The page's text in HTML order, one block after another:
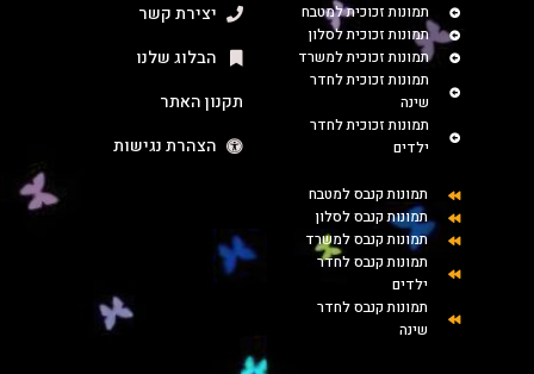
תמונות זכוכית למטבח
תמונות זכוכית לסלון
תמונות זכוכית למשרד
תמונות זכוכית לחדר
שינה
תמונות זכוכית לחדר
ילדים
תמונות קנבס למטבח
תמונות קנבס לסלון
תמונות קנבס למשרד
תמונות קנבס לחדר
ילדים
תמונות קנבס לחדר
שינה
יצירת קשר
הבלוג שלנו
תקנון האתר
הצהרת נגישות